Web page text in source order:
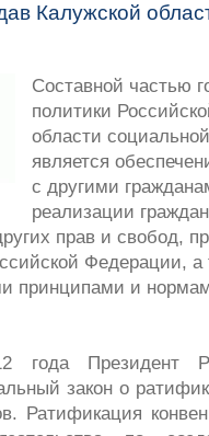
Калужской
Составной частью
политики
области
является
с другими
реализации
прав и свобод,
Федерации, а
принципами и
года Президент
закон о
Ратификация